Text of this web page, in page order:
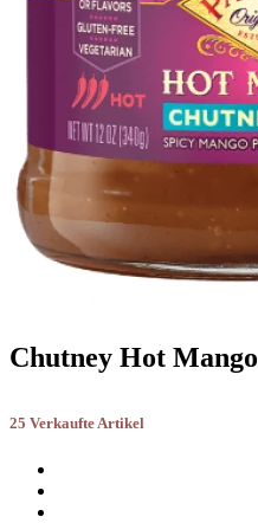
Chutney Hot Mango
25 Verkaufte Artikel